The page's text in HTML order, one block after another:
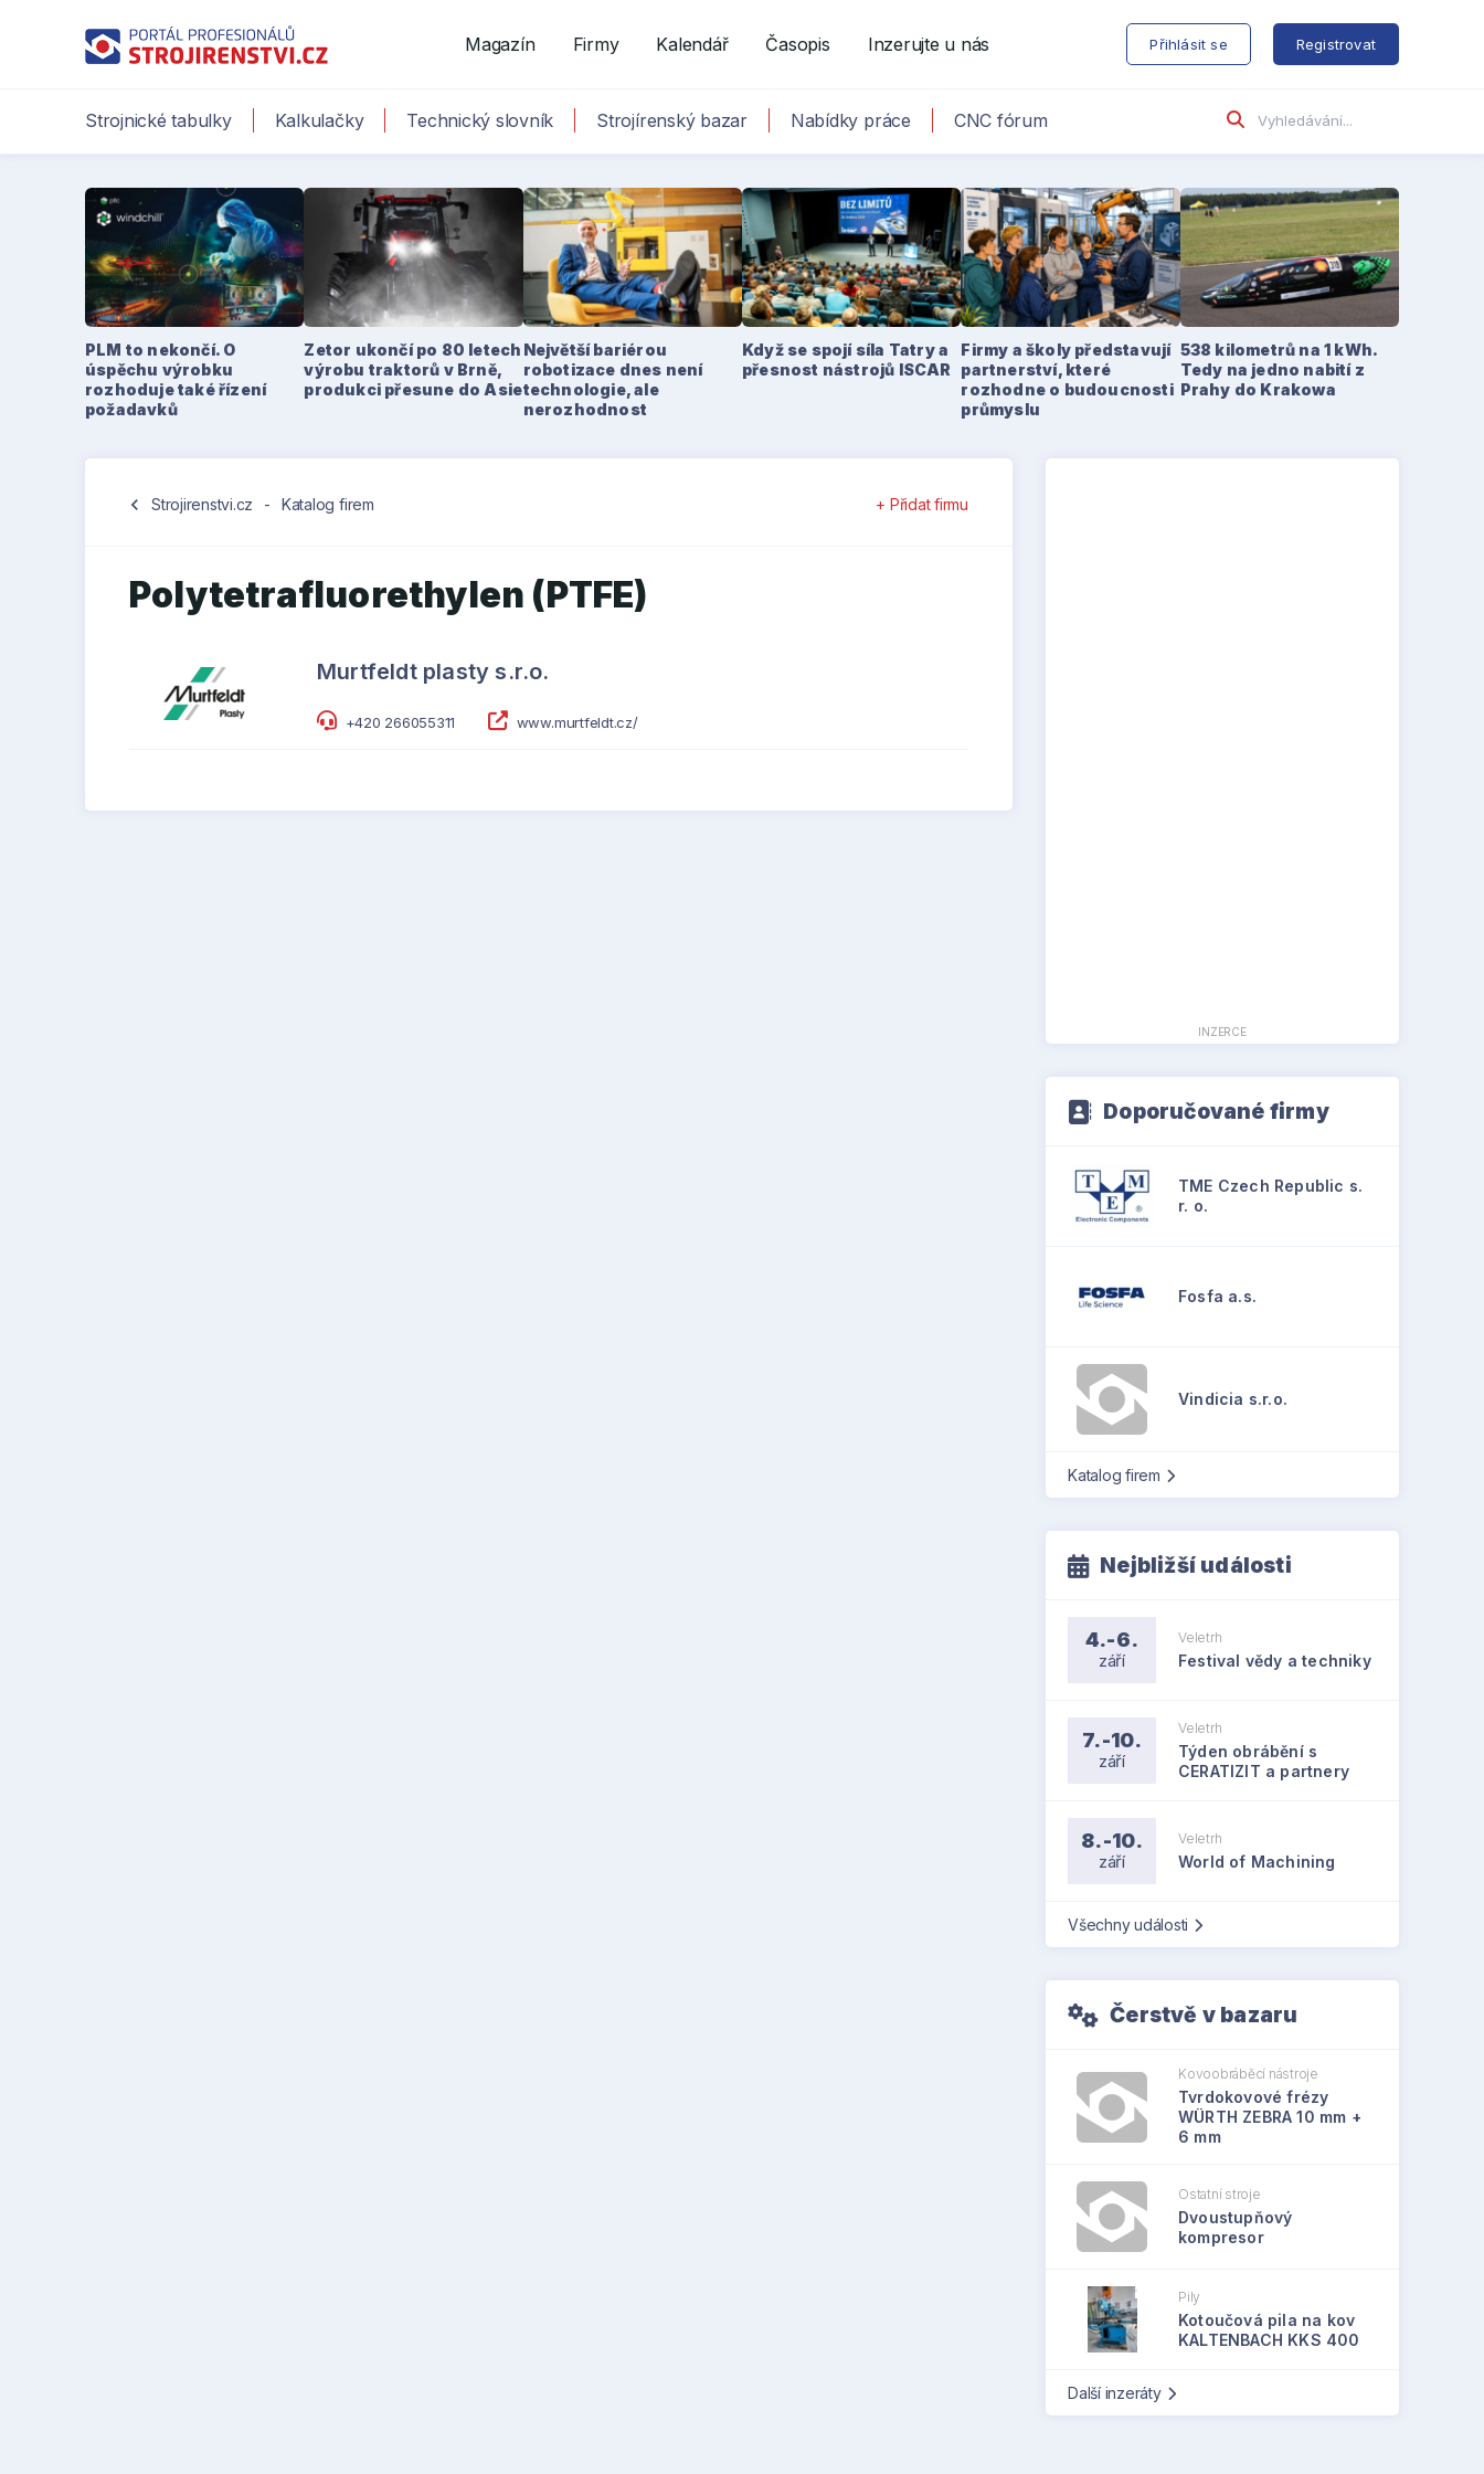
Magazín Firmy Kalendář Časopis Inzerujte u nás Přihlásit se Registrovat
Strojnické tabulky Kalkulačky Technický slovník Strojírenský bazar Nabídky práce CNC fórum
PLM to nekončí. O
úspěchu výrobku
rozhoduje také řízení
požadavků
Zetor ukončí po 80 letech
výrobu traktorů v Brně,
produkci přesune do Asie
Největší bariérou
robotizace dnes není
technologie, ale
nerozhodnost
Když se spojí síla Tatry a
přesnost nástrojů ISCAR
Firmy a školy představují
partnerství, které
rozhodne o budoucnosti
průmyslu
538 kilometrů na 1 kWh.
Tedy na jedno nabití z
Prahy do Krakowa
chevron_left Strojirenstvi.cz - Katalog firem + Přidat firmu
Polytetrafluorethylen (PTFE)
Murtfeldt plasty s.r.o.
+420 266055311 www.murtfeldt.cz/
INZERCE
Doporučované firmy
TME Czech Republic s.
r. o.
Fosfa a.s.
Vindicia s.r.o.
Katalog firem
Nejbližší události
4.-6.
září
Veletrh
Festival vědy a techniky
7.-10.
září
Veletrh
Týden obrábění s
CERATIZIT a partnery
8.-10.
září
Veletrh
World of Machining
Všechny události
Čerstvě v bazaru
Kovoobráběcí nástroje
Tvrdokovové frézy
WÜRTH ZEBRA 10 mm +
6 mm
Ostatní stroje
Dvoustupňový
kompresor
Pily
Kotoučová pila na kov
KALTENBACH KKS 400
Další inzeráty